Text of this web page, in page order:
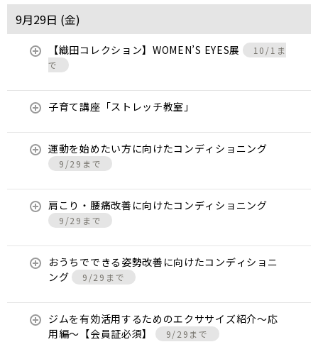
9月29日 (金)
【織田コレクション】WOMEN’S EYES展
10/1ま
で
子育て講座「ストレッチ教室」
運動を始めたい方に向けたコンディショニング
9/29まで
肩こり・腰痛改善に向けたコンディショニング
9/29まで
おうちでできる姿勢改善に向けたコンディショニ
ング
9/29まで
ジムを有効活用するためのエクササイズ紹介〜応
用編〜【会員証必須】
9/29まで